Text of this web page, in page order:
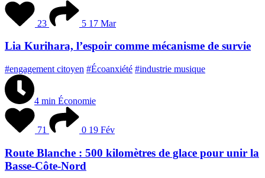
23 5 17 Mar
Lia Kurihara, l’espoir comme mécanisme de survie
#engagement citoyen #Écoanxiété #industrie musique
4 min Économie
71 0 19 Fév
Route Blanche : 500 kilomètres de glace pour unir la
Basse-Côte-Nord